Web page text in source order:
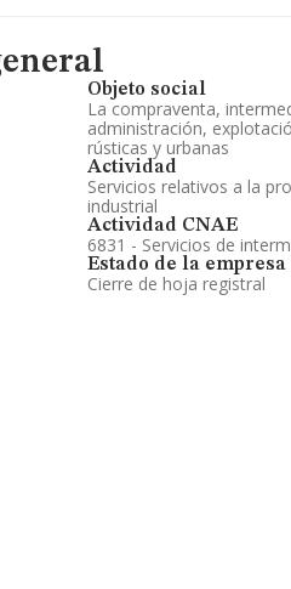
Objeto social
La compraventa,
administración,
rústicas y urbanas
Actividad
Servicios relativos a la
industrial
Actividad CNAE
6831 - Servicios de
Estado de la empresa
Cierre de hoja registral